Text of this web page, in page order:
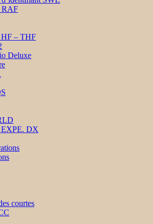
RAF
– THF
Deluxe
DX
courtes